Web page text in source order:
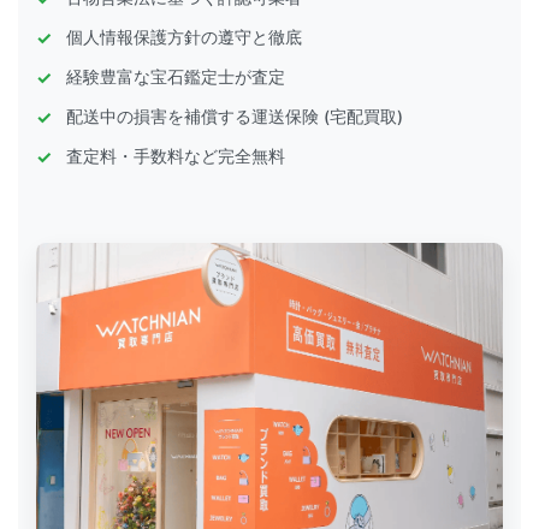
個人情報保護方針の遵守と徹底
経験豊富な宝石鑑定士が査定
配送中の損害を補償する運送保険 (宅配買取)
査定料・手数料など完全無料